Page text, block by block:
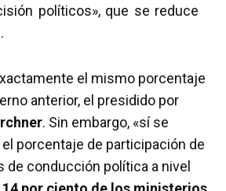
políticos», que se reduce
.
el mismo porcentaje
anterior, el presidido por
. Sin embargo, «sí se
porcentaje de participación de
conducción política a nivel